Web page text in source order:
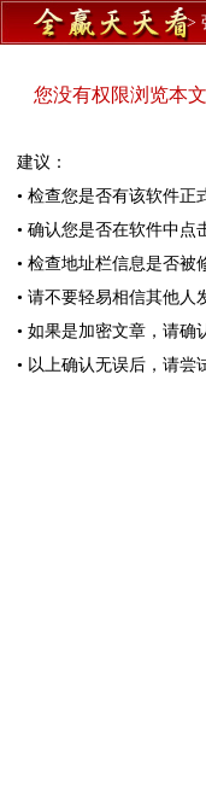
>
您没有权限浏览本
建议：
• 检查您是否有该软件正
• 确认您是否在软件中点
• 检查地址栏信息是否被
• 请不要轻易相信其他人
• 如果是加密文章，请确
• 以上确认无误后，请尝